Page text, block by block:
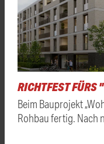
RICHTFEST FÜRS
Beim Bauprojekt
Rohbau fertig. Nach